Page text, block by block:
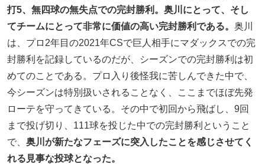
打5、無四球の無失点での完封勝利。奥川にとって、そし
てチームにとって非常に価値の高い完封勝利である。 奥川
は、プロ2年目の2021年CSで巨人相手にマダックスでの完
封勝利を記録しているのだが、シーズンでの完封勝利は初
めてのことである。プロ入り後怪我に苦しんできた中で、
今シーズンは特別扱いされることなく、ここまでほぼ先発
ローテを守ってきている。その中で初回から飛ばし、9回
まで投げ切り、111球を投じた中での完封勝利ということ
で、 奥川が新たなフェーズに突入したことを感じさせてく
れる見事な投球となった。